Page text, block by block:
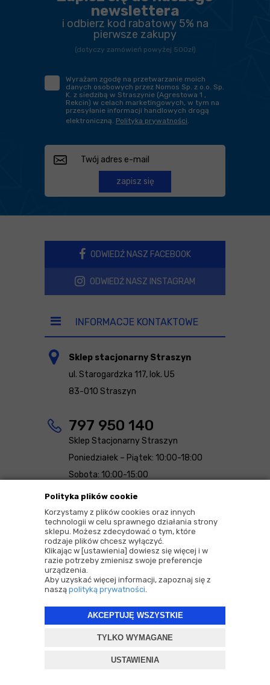
Polityka plików cookie
Korzystamy z plików cookies oraz innych
technologii w celu sprawnego działania strony
sklepu. Możesz zdecydować o tym, które
rodzaje plików chcesz wyłączyć.
Klikając w [ustawienia] dowiesz się więcej i w
razie potrzeby zmienisz swoje preferencje
urządzenia.
Aby uzyskać więcej informacji, zapoznaj się z
naszą polityką prywatności.
AKCEPTUJĘ WSZYSTKIE
TYLKO WYMAGANE
USTAWIENIA
newslettera
i odbierz kod rabatowy 5% na
pierwsze zakupy
(dotyczy zamówień powyżej 500zł)
Wyrażam zgodę na przetwarzanie moich
danych osobowych przez Nomos Sp. z o.o. Sp.
K. z siedzibą w Straszynie (Agrestowa 1 ,
Rekcin) w celach marketingowych, w tym na
przesyłanie informacji handlowych drogą
elektroniczną. Polityka prywatności
zapisz się
ODWIEDŹ NASZ FACEBOOK
ODWIEDŹ NASZ INSTAGRAM
INFORMACJE KONTAKTOWE
Sklep stacjonarny Straszyn
ul. Starogardzka 117, lok. U5
83-010 Straszyn
797 950 140
Sklep Stacjonarny Straszyn
Poniedziałek – Piątek: 10:00-18:00
Sobota: 10:00-15:00
sklep@detailing-house.pl
727 001 751
Dział Handlowy i Realizacja Wysyłek
Poniedziałek – Piątek 7:30-15.30
kontakt@detailing-house.pl
ul. Jana Zamoyskiego 53